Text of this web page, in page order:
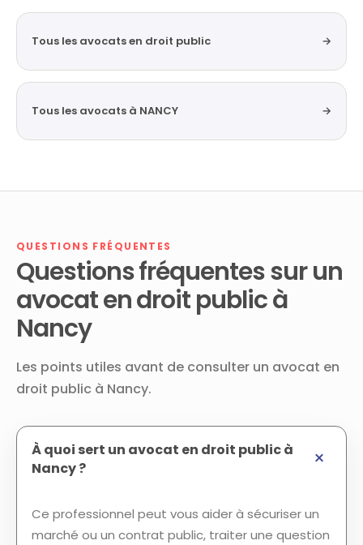
Tous les avocats en droit public →
Tous les avocats à NANCY →
QUESTIONS FRÉQUENTES
Questions fréquentes sur un
avocat en droit public à
Nancy
Les points utiles avant de consulter un avocat en
droit public à Nancy.
À quoi sert un avocat en droit public à
Nancy ?
Ce professionnel peut vous aider à sécuriser un
marché ou un contrat public, traiter une question